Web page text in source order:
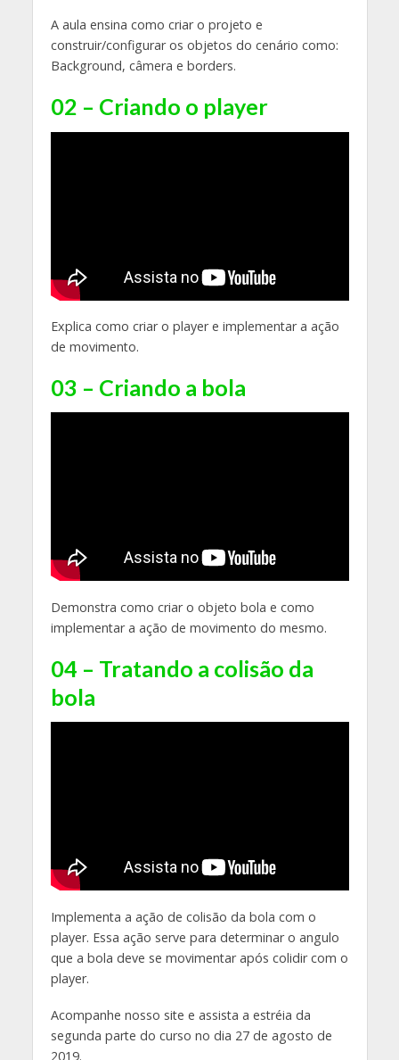
A aula ensina como criar o projeto e
construir/configurar os objetos do cenário como:
Background, câmera e borders.
02 – Criando o player
Explica como criar o player e implementar a ação
de movimento.
03 – Criando a bola
Demonstra como criar o objeto bola e como
implementar a ação de movimento do mesmo.
04 – Tratando a colisão da
bola
Implementa a ação de colisão da bola com o
player. Essa ação serve para determinar o angulo
que a bola deve se movimentar após colidir com o
player.
Acompanhe nosso site e assista a estréia da
segunda parte do curso no dia 27 de agosto de
2019.